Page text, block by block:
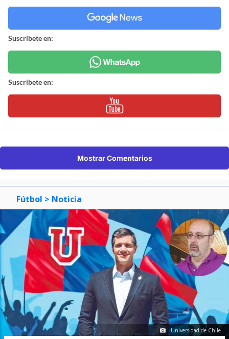
Suscríbete en:
Suscríbete en:
Mostrar Comentarios
Fútbol > Noticia
Universidad de Chile